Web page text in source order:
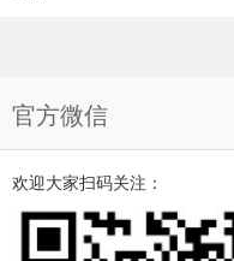
官方微信
欢迎大家扫码关注：